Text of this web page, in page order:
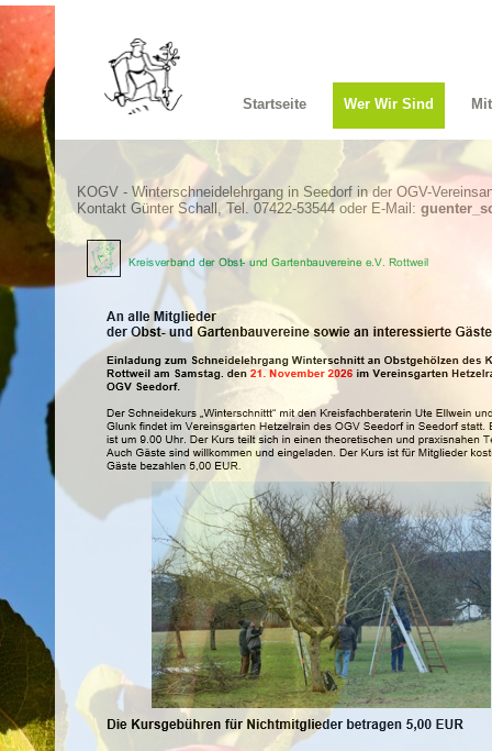
Startseite Wer Wir Sind
KOGV - Winterschneidelehrgang in Seedorf in der OGV-
Kontakt Günter Schall, Tel. 07422-53544 oder E-Mail: